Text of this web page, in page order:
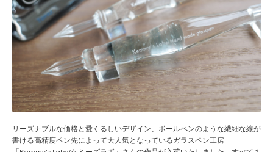
リーズナブルな価格と愛くるしいデザイン、ボールペンのような繊細な線が
書ける高精度ペン先によって大人気となっているガラスペン工房